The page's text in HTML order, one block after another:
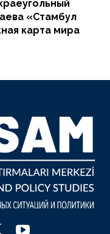
«Стамбул
карта мира